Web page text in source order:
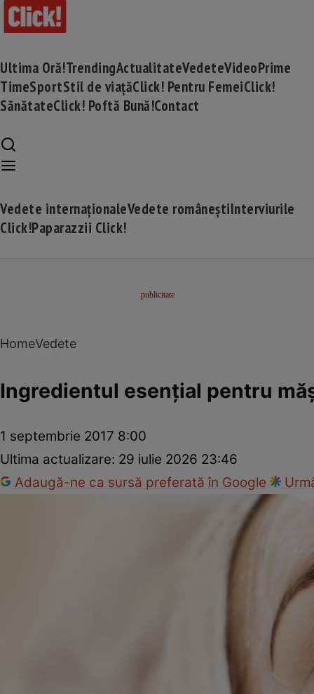
Ultima Oră!TrendingActualitateVedeteVideoPrime
TimeSportStil de viațăClick! Pentru FemeiClick!
SănătateClick! Poftă Bună!Contact
Vedete internaționaleVedete româneștiInterviurile
Click!Paparazzii Click!
HomeVedete
Ingredientul esenţial pentru
1 septembrie 2017 8:00
Ultima actualizare: 29 iulie 2026 23:46
Adaugă-ne ca sursă preferată în Google